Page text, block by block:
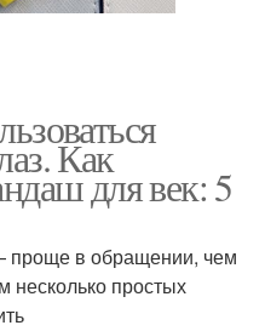
Как
для век: 5
проще в обращении, чем
несколько простых